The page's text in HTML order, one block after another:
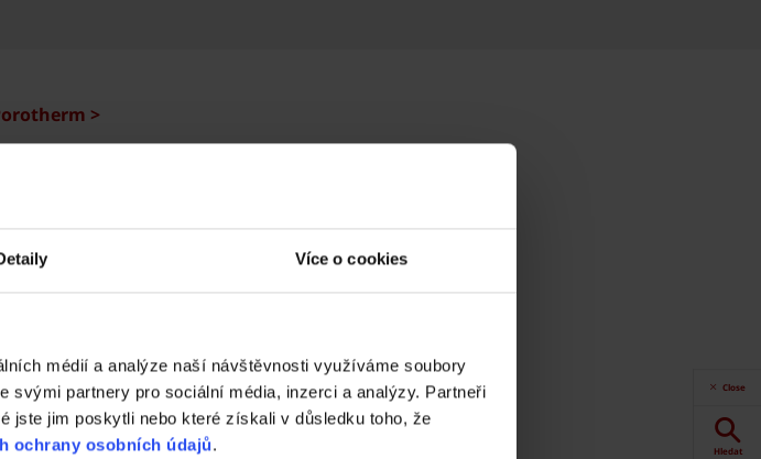
Více o cookies
médií a analýze naší návštěvnosti využíváme soubory
partnery pro sociální média, inzerci a analýzy. Partneři
jste jim poskytli nebo které získali v důsledku toho, že
ochrany osobních údajů.
>
ZDARMA návrh domu za 5 minut
v reálném čase
nastavení
Close
Hledat